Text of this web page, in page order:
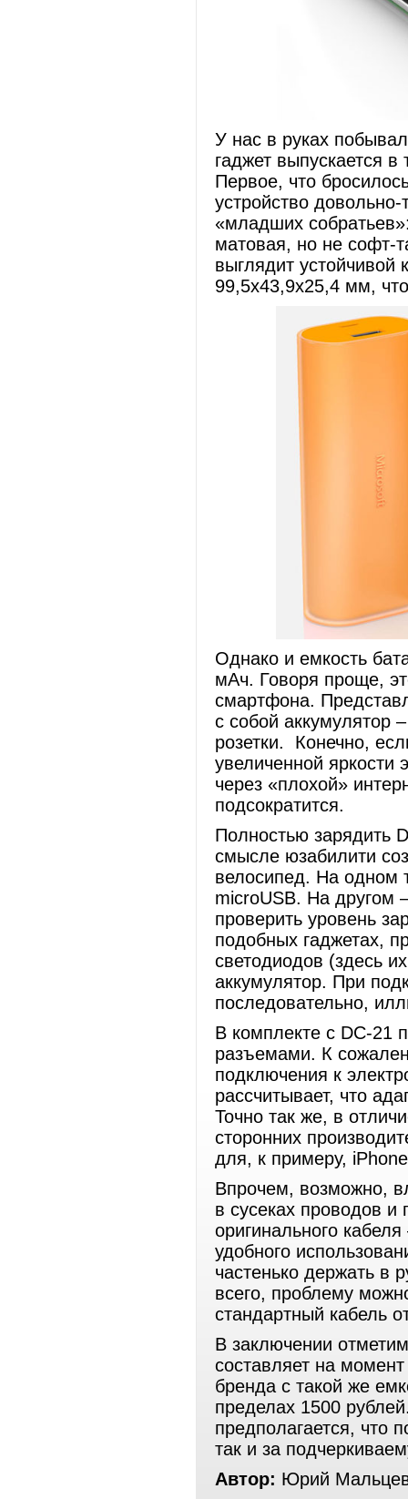
У нас в руках
гаджет выпускается
Первое, что
устройство
«младших
матовая, но не софт-
выглядит устойчивой
99,5х43,9х25,4 мм,
Однако и емкость
мАч. Говоря проще,
смартфона.
с собой аккумулятор
розетки. Конечно,
увеличенной яркости
через «плохой»
подсократится.
Полностью зарядить
смысле юзабилити
велосипед. На одном
microUSB. На другом
проверить уровень
подобных гаджетах,
светодиодов (здесь
аккумулятор. При
последовательно,
В комплекте с DC-21
разъемами. К
подключения к
рассчитывает, что
Точно так же, в
сторонних
для, к примеру,
Впрочем, возможно,
в сусеках проводов
оригинального
удобного
частенько держать в
всего, проблему
стандартный кабель
В заключении
составляет на
бренда с такой же
пределах 1500
предполагается, что
так и за
Автор: Юрий